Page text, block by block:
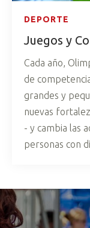
DEPORTE
Juegos y
Cada año,
de
grandes y
nuevas
- y cambia las
personas con